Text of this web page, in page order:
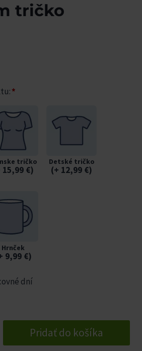
tričko
*
tričko
15,99 €)
Detské tričko
(+ 12,99 €)
Hrnček
9,99 €)
dní
Pridať do košíka